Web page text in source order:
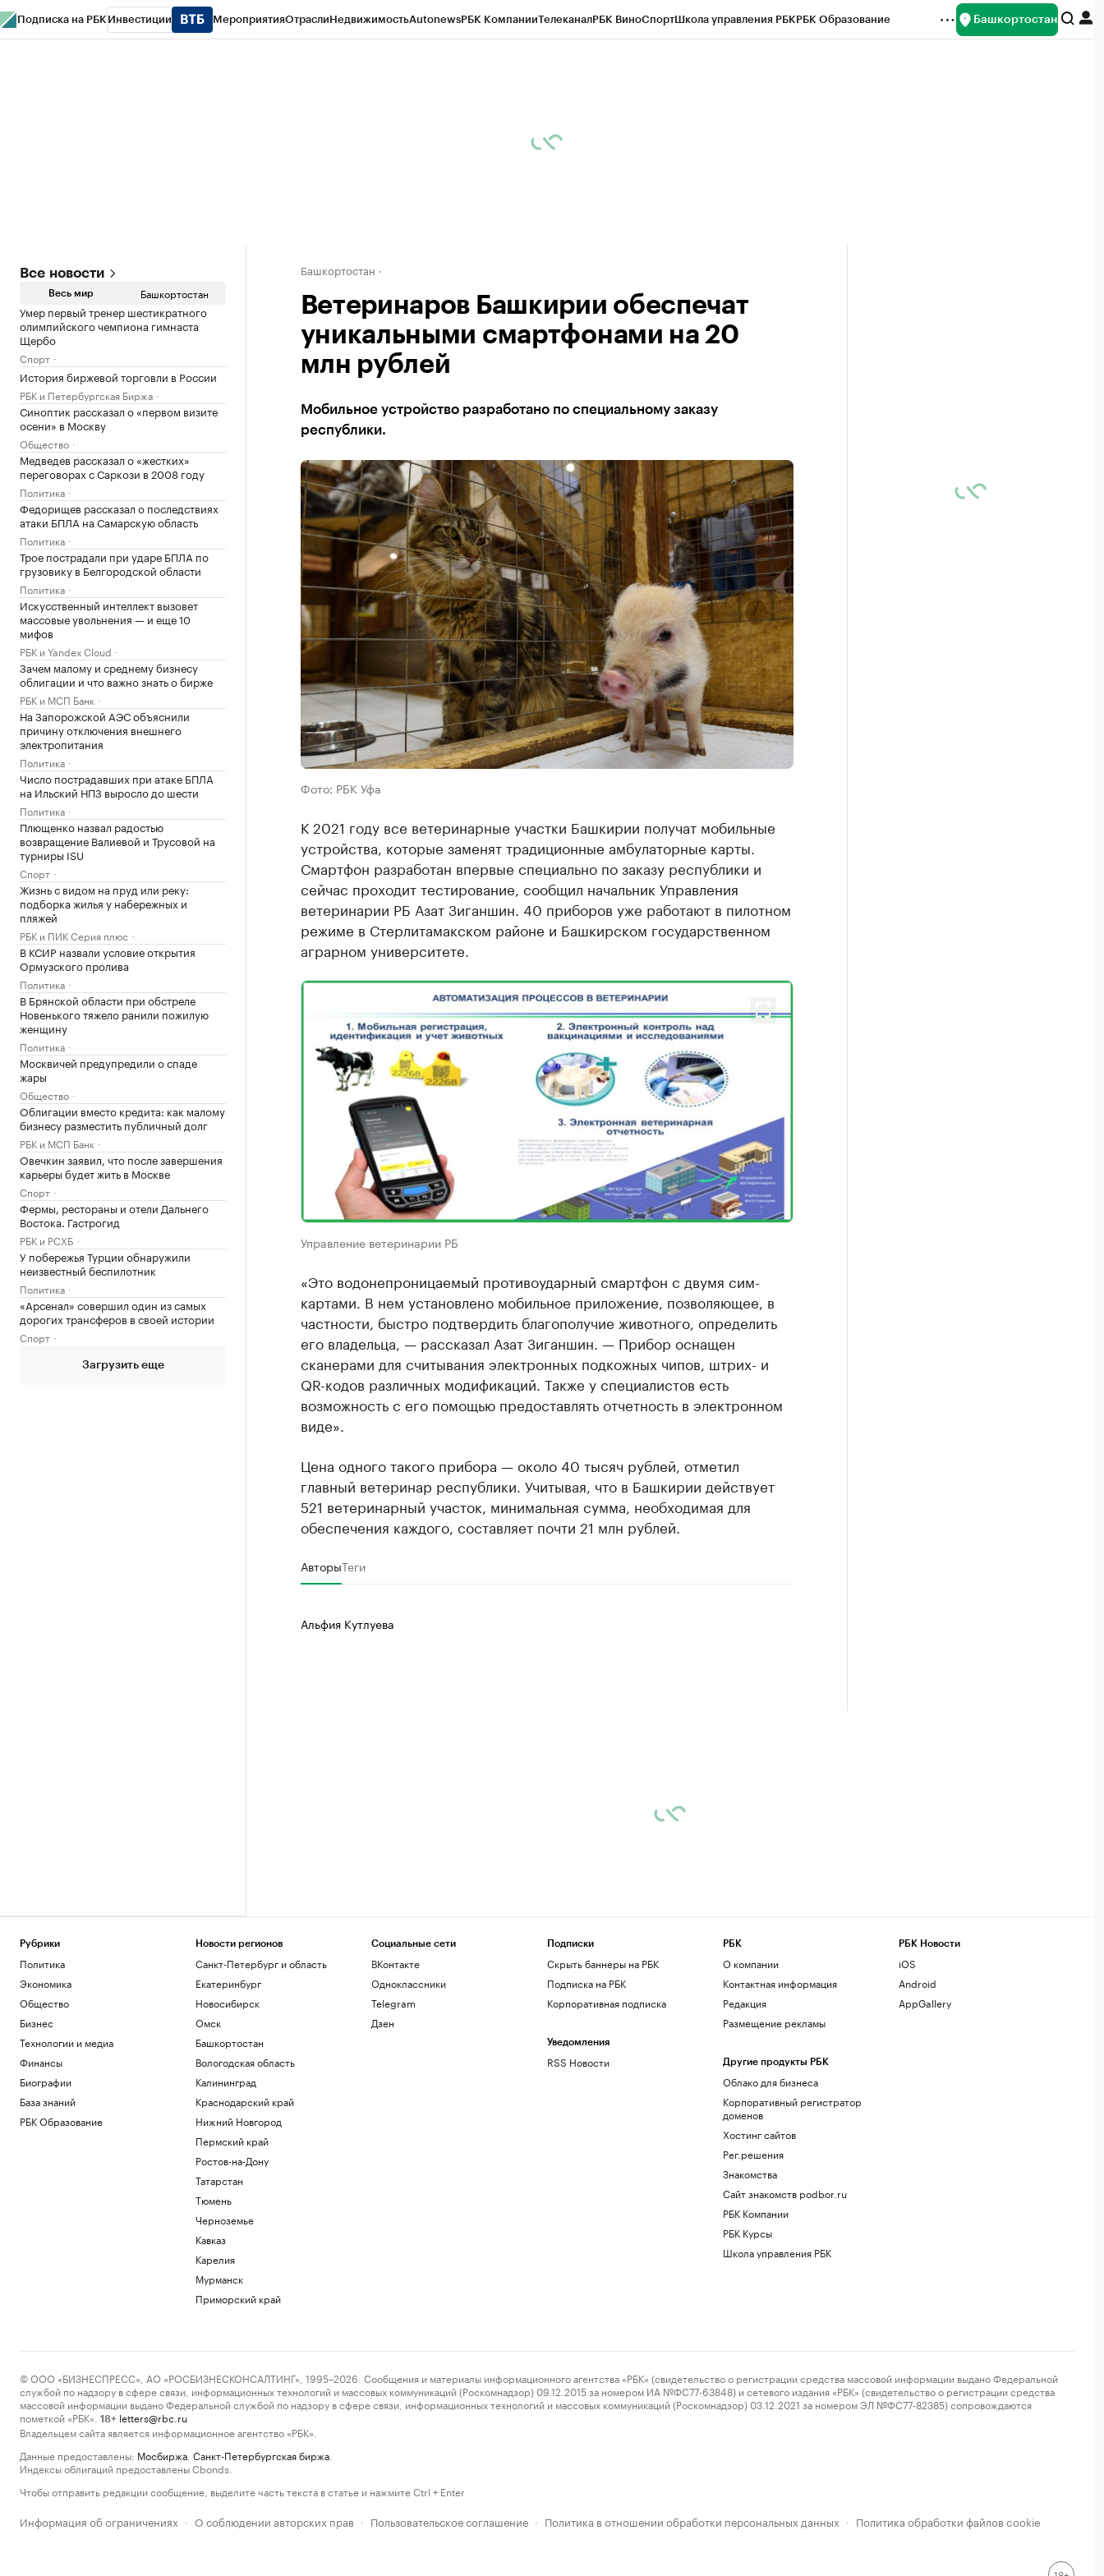
Подписка на РБК Инвестиции МероприятияОтраслиНедвижимостьAutonewsРБК КомпанииТелеканалРБК ВиноСпортШкола управления РБКРБК Образование Башкортостан
Все новости
Весь мир Башкортостан
Умер первый тренер шестикратного
олимпийского чемпиона гимнаста
Щербо
Спорт
История биржевой торговли в России
РБК и Петербургская Биржа
Синоптик рассказал о «первом визите
осени» в Москву
Общество
Медведев рассказал о «жестких»
переговорах с Саркози в 2008 году
Политика
Федорищев рассказал о последствиях
атаки БПЛА на Самарскую область
Политика
Трое пострадали при ударе БПЛА по
грузовику в Белгородской области
Политика
Искусственный интеллект вызовет
массовые увольнения — и еще 10
мифов
РБК и Yandex Cloud
Зачем малому и среднему бизнесу
облигации и что важно знать о бирже
РБК и МСП Банк
На Запорожской АЭС объяснили
причину отключения внешнего
электропитания
Политика
Число пострадавших при атаке БПЛА
на Ильский НПЗ выросло до шести
Политика
Плющенко назвал радостью
возвращение Валиевой и Трусовой на
турниры ISU
Спорт
Жизнь с видом на пруд или реку:
подборка жилья у набережных и
пляжей
РБК и ПИК Серия плюс
В КСИР назвали условие открытия
Ормузского пролива
Политика
В Брянской области при обстреле
Новенького тяжело ранили пожилую
женщину
Политика
Москвичей предупредили о спаде
жары
Общество
Облигации вместо кредита: как малому
бизнесу разместить публичный долг
РБК и МСП Банк
Овечкин заявил, что после завершения
карьеры будет жить в Москве
Спорт
Фермы, рестораны и отели Дальнего
Востока. Гастрогид
РБК и РСХБ
У побережья Турции обнаружили
неизвестный беспилотник
Политика
«Арсенал» совершил один из самых
дорогих трансферов в своей истории
Спорт
Загрузить еще
Башкортостан
Ветеринаров Башкирии обеспечат
уникальными смартфонами на 20
млн рублей
Мобильное устройство разработано по специальному заказу
республики.
Фото: РБК Уфа
К 2021 году все ветеринарные участки Башкирии получат мобильные
устройства, которые заменят традиционные амбулаторные карты.
Смартфон разработан впервые специально по заказу республики и
сейчас проходит тестирование, сообщил начальник Управления
ветеринарии РБ Азат Зиганшин. 40 приборов уже работают в пилотном
режиме в Стерлитамакском районе и Башкирском государственном
аграрном университете.
Управление ветеринарии РБ
«Это водонепроницаемый противоударный смартфон с двумя сим-
картами. В нем установлено мобильное приложение, позволяющее, в
частности, быстро подтвердить благополучие животного, определить
его владельца, — рассказал Азат Зиганшин. — Прибор оснащен
сканерами для считывания электронных подкожных чипов, штрих- и
QR-кодов различных модификаций. Также у специалистов есть
возможность с его помощью предоставлять отчетность в электронном
виде».
Цена одного такого прибора — около 40 тысяч рублей, отметил
главный ветеринар республики. Учитывая, что в Башкирии действует
521 ветеринарный участок, минимальная сумма, необходимая для
обеспечения каждого, составляет почти 21 млн рублей.
АвторыТеги
Альфия Кутлуева
Рубрики
Политика
Экономика
Общество
Бизнес
Технологии и медиа
Финансы
Биографии
База знаний
РБК Образование
Новости регионов
Санкт-Петербург и область
Екатеринбург
Новосибирск
Омск
Башкортостан
Вологодская область
Калининград
Краснодарский край
Нижний Новгород
Пермский край
Ростов-на-Дону
Татарстан
Тюмень
Черноземье
Кавказ
Карелия
Мурманск
Приморский край
Социальные сети
ВКонтакте
Одноклассники
Telegram
Дзен
Подписки
Скрыть баннеры на РБК
Подписка на РБК
Корпоративная подписка
Уведомления
RSS Новости
РБК
О компании
Контактная информация
Редакция
Размещение рекламы
Другие продукты РБК
Облако для бизнеса
Корпоративный регистратор
доменов
Хостинг сайтов
Рег.решения
Знакомства
Сайт знакомств podbor.ru
РБК Компании
РБК Курсы
Школа управления РБК
РБК Новости
iOS
Android
AppGallery
© ООО «БИЗНЕСПРЕСС», АО «РОСБИЗНЕСКОНСАЛТИНГ», 1995–2026. Сообщения и материалы информационного агентства «РБК» (свидетельство о регистрации средства массовой информации выдано Федеральной
службой по надзору в сфере связи, информационных технологий и массовых коммуникаций (Роскомнадзор) 09.12.2015 за номером ИА №ФС77-63848) и сетевого издания «РБК» (свидетельство о регистрации средства
массовой информации выдано Федеральной службой по надзору в сфере связи, информационных технологий и массовых коммуникаций (Роскомнадзор) 03.12.2021 за номером ЭЛ №ФС77-82385) сопровождаются
пометкой «РБК».
18+ letters@rbc.ru
Владельцем сайта является информационное агентство «РБК».
Данные предоставлены: Мосбиржа Санкт-Петербургская биржа
Индексы облигаций предоставлены Cbonds.
Чтобы отправить редакции сообщение, выделите часть текста в статье и нажмите Ctrl + Enter
Информация об ограничениях · О соблюдении авторских прав · Пользовательское соглашение · Политика в отношении обработки персональных данных · Политика обработки файлов cookie